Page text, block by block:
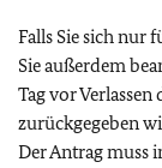
Falls Sie sich nur
Sie außerdem
Tag vor
zurückgegeben
Der Antrag muss